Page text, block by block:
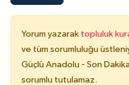
Yorum yazarak topluluk
ve tüm sorumluluğu
Güçlü Anadolu - Son
sorumlu tutulamaz.